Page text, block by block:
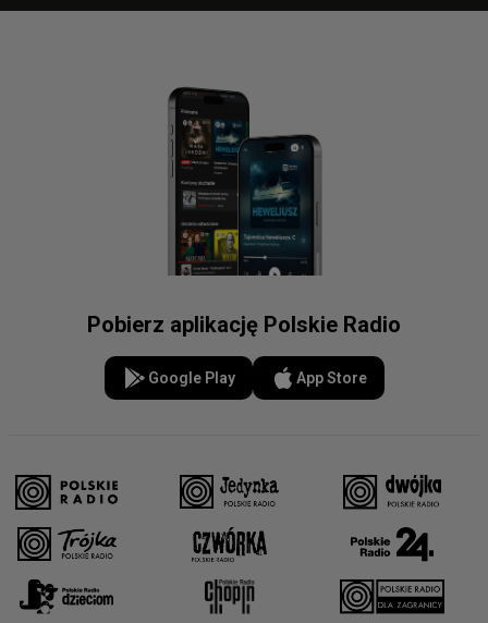
Pobierz aplikację Polskie Radio
Google Play App Store